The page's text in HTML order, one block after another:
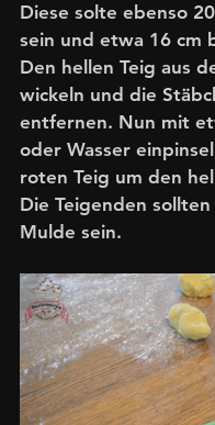
Diese solte ebenso
sein und etwa 16 cm
Den hellen Teig aus
wickeln und die
entfernen. Nun mit
oder Wasser
roten Teig um den
Die Teigenden
Mulde sein.